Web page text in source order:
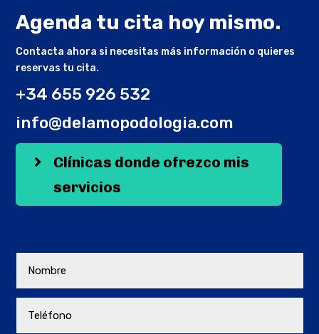
Agenda tu cita hoy mismo.
Contacta ahora si necesitas más información o quieres
reservas tu cita.
+34 655 926 532
info@delamopodologia.com
Clínicas donde ofrezco mis
servicios